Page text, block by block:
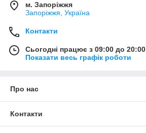
м. Запоріжжя
Запоріжжя, Україна
Контакти
Сьогодні працює з 09:00 до 20:00
Показати весь графік роботи
Про нас
Контакти